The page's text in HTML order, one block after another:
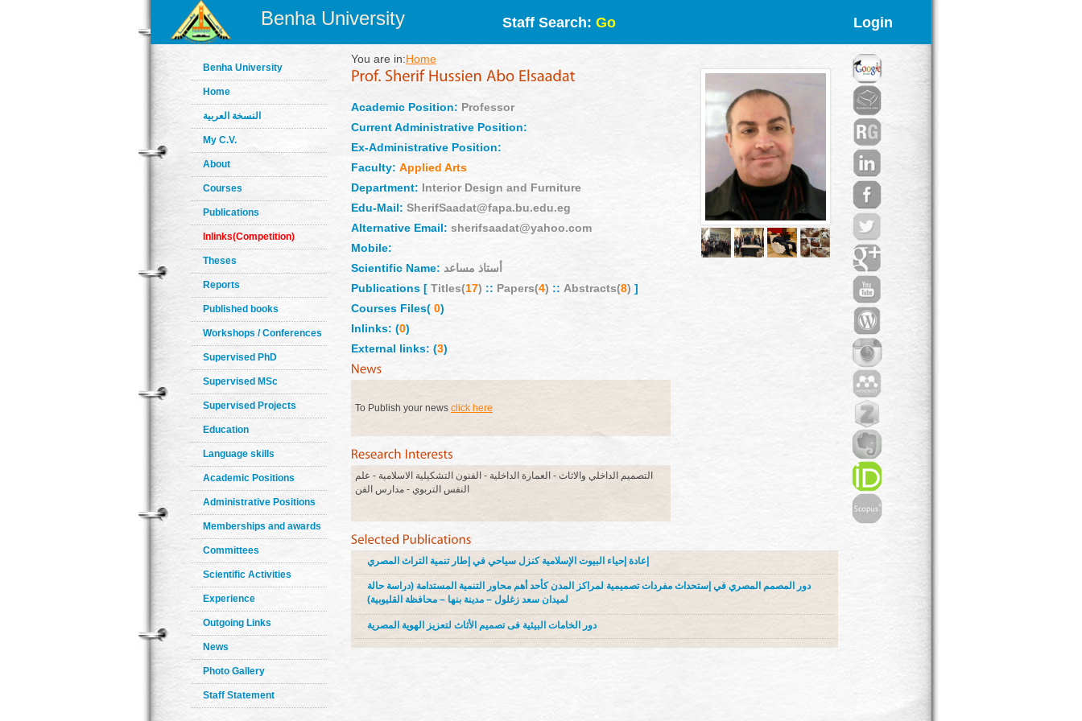
Benha University Staff Search: Go Login
Benha University
Home
النسخة العربية
My C.V.
About
Courses
Publications
Inlinks(Competition)
Theses
Reports
Published books
Workshops / Conferences
Supervised PhD
Supervised MSc
Supervised Projects
Education
Language skills
Academic Positions
Administrative Positions
Memberships and awards
Committees
Scientific Activities
Experience
Outgoing Links
News
Photo Gallery
Staff Statement
You are in:Home
Academic Position: Professor
Current Administrative Position:
Ex-Administrative Position:
Faculty: Applied Arts
Department: Interior Design and Furniture
Edu-Mail: SherifSaadat@fapa.bu.edu.eg
Alternative Email: sherifsaadat@yahoo.com
Mobile:
Scientific Name: أستاذ مساعد
Publications [ Titles(17) :: Papers(4) :: Abstracts(8) ]
Courses Files(0)
Inlinks: (0)
External links: (3)
To Publish your news click here
التصميم الداخلي والاثاث - العمارة الداخلية - الفنون التشكيلية الاسلامية - علم
النفس التربوي - مدارس الفن
إعادة إحياء البيوت الإسلامية كنزل سياحي في إطار تنمية التراث المصري
دور المصمم المصري في إستحداث مفردات تصميمية لمراكز المدن كأحد أهم محاور التنمية المستدامة (دراسة حالة
لميدان سعد زغلول – مدينة بنها – محافظة القليوبية)
دور الخامات البيئية فى تصميم الأثاث لتعزيز الهوية المصرية